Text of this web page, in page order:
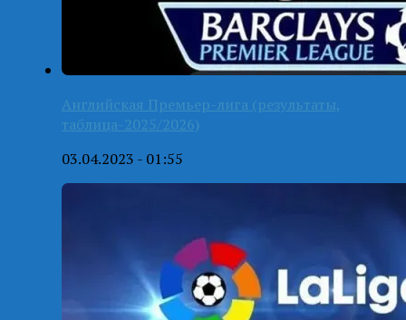
Английская Премьер-лига (результаты,
таблица-2025/2026)
03.04.2023 - 01:55